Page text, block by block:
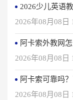
2026少儿英语教
2026年08月08日
阿卡索外教网怎么
2026年08月08日
阿卡索可靠吗
2026年08月08日